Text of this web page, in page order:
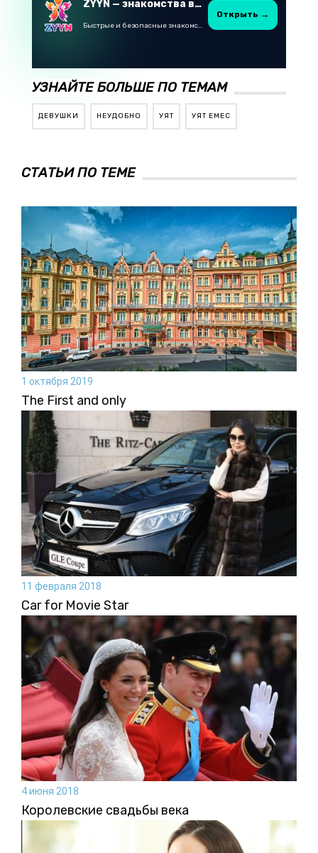
ZYYN — знакомства в Казахстане
Быстрые и безопасные знакомства в Telegram
Открыть →
УЗНАЙТЕ БОЛЬШЕ ПО ТЕМАМ
ДЕВУШКИ НЕУДОБНО УЯТ УЯТ ЕМЕС
СТАТЬИ ПО ТЕМЕ
1 октября 2019
The First and only
11 февраля 2018
Car for Movie Star
4 июня 2018
Королевские свадьбы века